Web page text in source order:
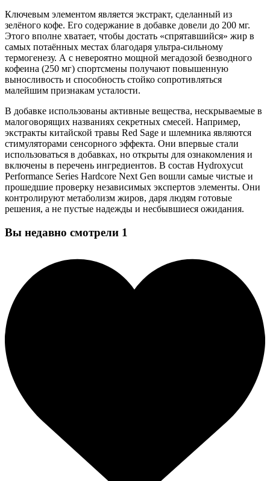
Ключевым элементом является экстракт, сделанный из
зелёного кофе. Его содержание в добавке довели до 200 мг.
Этого вполне хватает, чтобы достать «спрятавшийся» жир в
самых потаённых местах благодаря ультра-сильному
термогенезу. А с невероятно мощной мегадозой безводного
кофеина (250 мг) спортсмены получают повышенную
выносливость и способность стойко сопротивляться
малейшим признакам усталости.
В добавке использованы активные вещества, нескрываемые в
малоговорящих названиях секретных смесей. Например,
экстракты китайской травы Red Sage и шлемника являются
стимуляторами сенсорного эффекта. Они впервые стали
использоваться в добавках, но открыты для ознакомления и
включены в перечень ингредиентов. В состав Hydroxycut
Performance Series Hardcore Next Gen вошли самые чистые и
прошедшие проверку независимых экспертов элементы. Они
контролируют метаболизм жиров, даря людям готовые
решения, а не пустые надежды и несбывшиеся ожидания.
Вы недавно смотрели 1